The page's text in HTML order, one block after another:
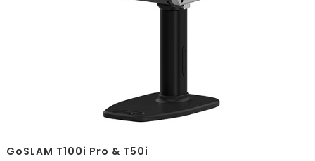
GoSLAM T100i Pro & T50i